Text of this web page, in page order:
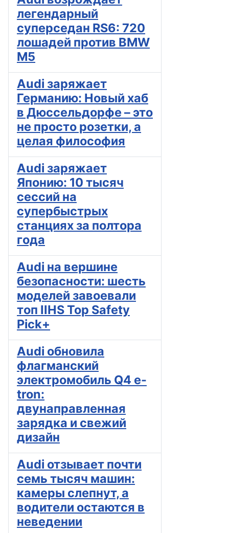
легендарный
суперседан RS6: 720
лошадей против BMW
M5
Audi заряжает
Германию: Новый хаб
в Дюссельдорфе – это
не просто розетки, а
целая философия
Audi заряжает
Японию: 10 тысяч
сессий на
супербыстрых
станциях за полтора
года
Audi на вершине
безопасности: шесть
моделей завоевали
топ IIHS Top Safety
Pick+
Audi обновила
флагманский
электромобиль Q4 e-
tron:
двунаправленная
зарядка и свежий
дизайн
Audi отзывает почти
семь тысяч машин:
камеры слепнут, а
водители остаются в
неведении